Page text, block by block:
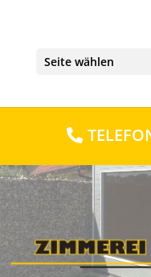
Seite wählen